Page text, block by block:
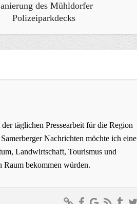
des Mühldorfer
Polizeiparkdecks
täglichen Pressearbeit für die Region
Nachrichten möchte ich eine
Landwirtschaft, Tourismus und
bekommen würden.